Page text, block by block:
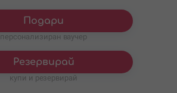
Подари
персонализиран ваучер
Резервирай
купи и резервирай